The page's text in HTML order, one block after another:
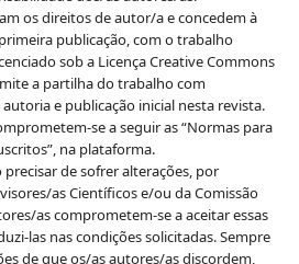
os direitos de autor/a e concedem à
publicação, com o trabalho
sob a Licença Creative Commons
a partilha do trabalho com
e publicação inicial nesta revista.
se a seguir as “Normas para
na plataforma.
de sofrer alterações, por
as Científicos e/ou da Comissão
as comprometem-se a aceitar essas
las nas condições solicitadas. Sempre
de que os/as autores/as discordem,